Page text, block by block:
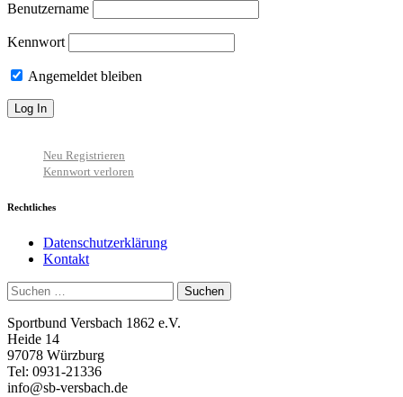
Benutzername
Kennwort
Angemeldet bleiben
Neu Registrieren
Kennwort verloren
Rechtliches
Datenschutzerklärung
Kontakt
Suchen
nach:
Sportbund Versbach 1862 e.V.
Heide 14
97078 Würzburg
Tel: 0931-21336
info@sb-versbach.de